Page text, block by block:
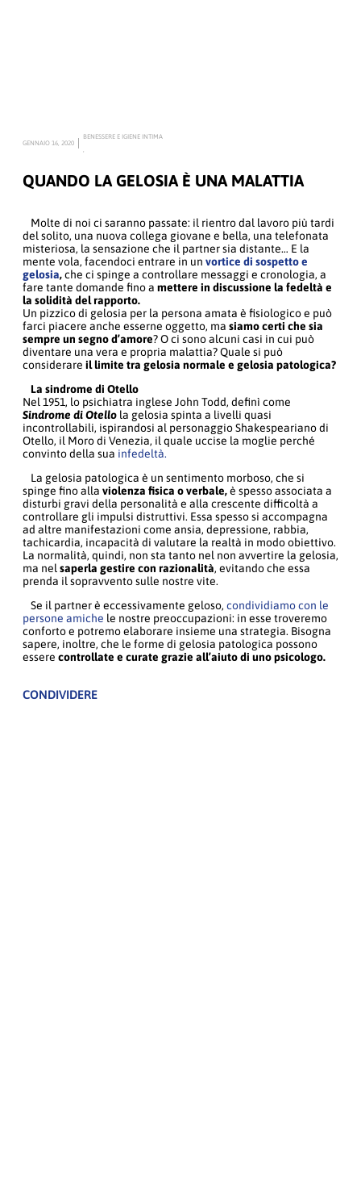
GENNAIO 16, 2020
BENESSERE E IGIENE INTIMA
QUANDO LA GELOSIA È UNA MALATTIA
Molte di noi ci saranno passate: il rientro dal lavoro più tardi
del solito, una nuova collega giovane e bella, una telefonata
misteriosa, la sensazione che il partner sia distante… E la
mente vola, facendoci entrare in un vortice di sospetto e
gelosia,che ci spinge a controllare messaggi e cronologia, a
fare tante domande fino a mettere in discussione la fedeltà e
la solidità del rapporto.
Un pizzico di gelosia per la persona amata è fisiologico e può
farci piacere anche esserne oggetto, ma siamo certi che sia
sempre un segno d’amore? O ci sono alcuni casi in cui può
diventare una vera e propria malattia? Quale si può
considerare il limite tra gelosia normale e gelosia patologica?
La sindrome di Otello
Nel 1951, lo psichiatra inglese John Todd, definì come
Sindrome di Otello la gelosia spinta a livelli quasi
incontrollabili, ispirandosi al personaggio Shakespeariano di
Otello, il Moro di Venezia, il quale uccise la moglie perché
convinto della sua infedeltà.
La gelosia patologica è un sentimento morboso, che si
spinge fino alla violenza fisica o verbale,è spesso associata a
disturbi gravi della personalità e alla crescente difficoltà a
controllare gli impulsi distruttivi. Essa spesso si accompagna
ad altre manifestazioni come ansia, depressione, rabbia,
tachicardia, incapacità di valutare la realtà in modo obiettivo.
La normalità, quindi, non sta tanto nel non avvertire la gelosia,
ma nel saperla gestire con razionalità, evitando che essa
prenda il sopravvento sulle nostre vite.
Se il partner è eccessivamente geloso, condividiamo con le
persone amiche le nostre preoccupazioni: in esse troveremo
conforto e potremo elaborare insieme una strategia. Bisogna
sapere, inoltre, che le forme di gelosia patologica possono
essere controllate e curate grazie all’aiuto di uno psicologo.
CONDIVIDERE